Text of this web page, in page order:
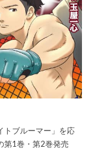
トブルーマー」を応
第1巻・第2巻発売